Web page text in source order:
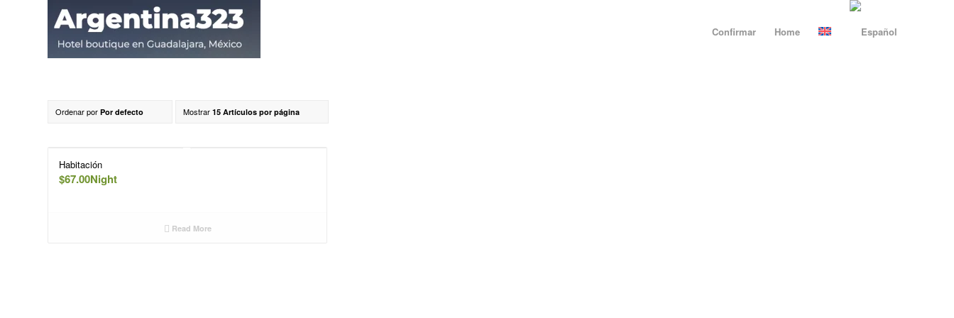
Confirmar Home
Ordenar por Por defecto Mostrar 15 Artículos por página
Habitación
$67.00Night
Read More